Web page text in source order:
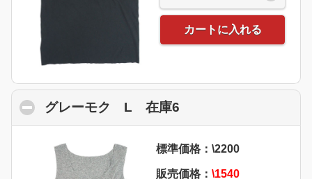
カートに入れる
グレーモク L 在庫6
標準価格：\2200
販売価格： \1540